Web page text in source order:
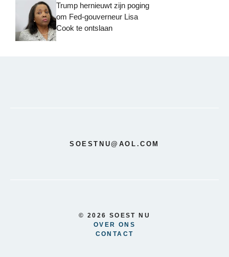
Trump hernieuwt zijn poging
om Fed-gouverneur Lisa
Cook te ontslaan
SOESTNU@AOL.COM
© 2026 SOEST NU
OVER ONS
CONTACT